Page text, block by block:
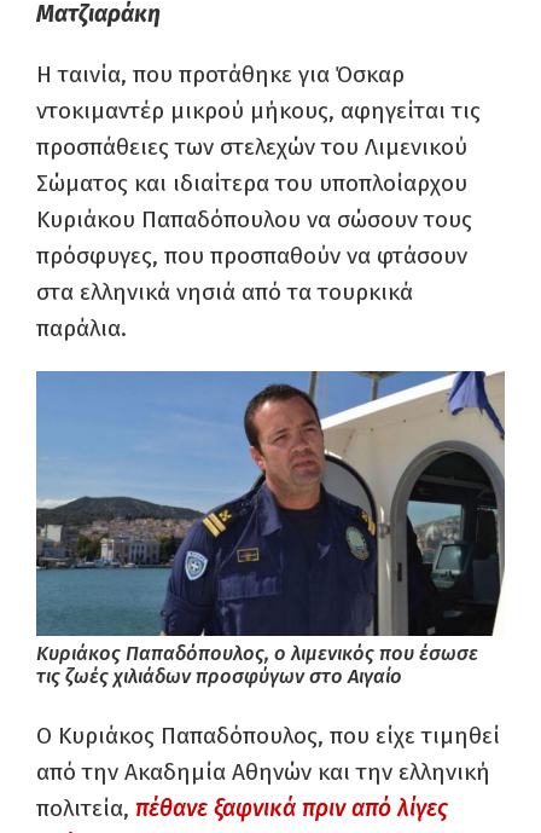
Ματζιαράκη
Η ταινία, που προτάθηκε για Όσκαρ
ντοκιμαντέρ μικρού μήκους, αφηγείται τις
προσπάθειες των στελεχών του Λιμενικού
Σώματος και ιδιαίτερα του υποπλοίαρχου
Κυριάκου Παπαδόπουλου να σώσουν τους
πρόσφυγες, που προσπαθούν να φτάσουν
στα ελληνικά νησιά από τα τουρκικά
παράλια.
Κυριάκος Παπαδόπουλος, ο λιμενικός που έσωσε
τις ζωές χιλιάδων προσφύγων στο Αιγαίο
Ο Κυριάκος Παπαδόπουλος, που είχε τιμηθεί
από την Ακαδημία Αθηνών και την ελληνική
πολιτεία, πέθανε ξαφνικά πριν από λίγες